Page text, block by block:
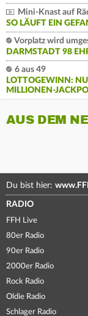
Mini-Knast auf
SO LÄUFT EIN
Vorplatz wird
DARMSTADT 98
6 aus 49
LOTTOGEWINN:
MILLIONEN-
AUS DEM
Du bist hier:
RADIO
FFH Live
80er Radio
90er Radio
2000er Radio
Rock Radio
Oldie Radio
Schlager Radio